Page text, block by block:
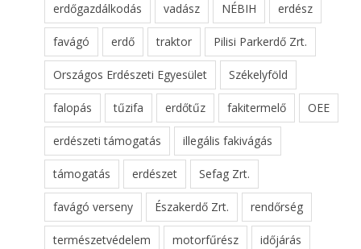
erdőgazdálkodás vadász NÉBIH erdész
favágó erdő traktor Pilisi Parkerdő Zrt.
Országos Erdészeti Egyesület Székelyföld
falopás tűzifa erdőtűz fakitermelő OEE
erdészeti támogatás illegális fakivágás
támogatás erdészet Sefag Zrt.
favágó verseny Északerdő Zrt. rendőrség
természetvédelem motorfűrész időjárás